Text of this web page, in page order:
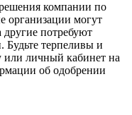
компании по
организации могут
другие потребуют
Будьте терпеливы и
или личный кабинет на
об одобрении